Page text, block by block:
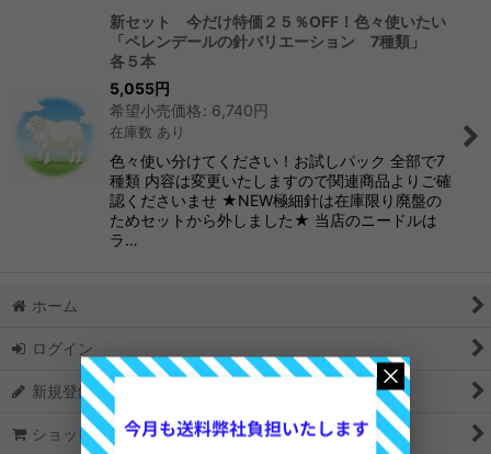
絞り込む
新セット 今だけ特価２５％OFF！色々使いたい
「ペレンデールの針バリエーション 7種類」
各５本
5,055円
希望小売価格: 6,740円
在庫数 あり
色々使い分けてください！お試しパック 全部で7
種類 内容は変更いたしますので関連商品よりご確
認くださいませ ★NEW極細針は在庫限り廃盤の
ためセットから外しました★ 当店のニードルは
ラ…
ホーム
ログイン
新規登録はこちら
ショッピングカート